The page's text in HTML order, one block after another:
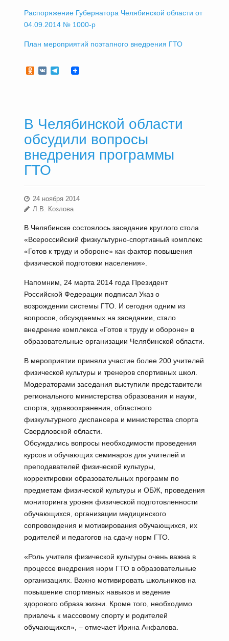
Распоряжение Губернатора Челябинской области от
04.09.2014 № 1000-р
План мероприятий поэтапного внедрения ГТО
Odnoklassniki
VKTelegram
В Челябинской области
обсудили вопросы
внедрения программы
ГТО
24 ноября 2014
Л.В. Козлова
В Челябинске состоялось заседание круглого стола
«Всероссийский физкультурно-спортивный комплекс
«Готов к труду и обороне» как фактор повышения
физической подготовки населения».
Напомним, 24 марта 2014 года Президент
Российской Федерации подписал Указ о
возрождении системы ГТО. И сегодня одним из
вопросов, обсуждаемых на заседании, стало
внедрение комплекса «Готов к труду и обороне» в
образовательные организации Челябинской области.
В мероприятии приняли участие более 200 учителей
физической культуры и тренеров спортивных школ.
Модераторами заседания выступили представители
регионального министерства образования и науки,
спорта, здравоохранения, областного
физкультурного диспансера и министерства спорта
Свердловской области.
Обсуждались вопросы необходимости проведения
курсов и обучающих семинаров для учителей и
преподавателей физической культуры,
корректировки образовательных программ по
предметам физической культуры и ОБЖ, проведения
мониторинга уровня физической подготовленности
обучающихся, организации медицинского
сопровождения и мотивирования обучающихся, их
родителей и педагогов на сдачу норм ГТО.
«Роль учителя физической культуры очень важна в
процессе внедрения норм ГТО в образовательные
организациях. Важно мотивировать школьников на
повышение спортивных навыков и ведение
здорового образа жизни. Кроме того, необходимо
привлечь к массовому спорту и родителей
обучающихся», – отмечает Ирина Анфалова.